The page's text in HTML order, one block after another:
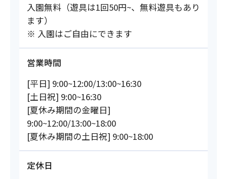
入園無料（遊具は1回50円~、無料遊具もあり
ます）
※ 入園はご自由にできます
営業時間
[平日] 9:00~12:00/13:00~16:30
[土日祝] 9:00~16:30
[夏休み期間の金曜日]
9:00~12:00/13:00~18:00
[夏休み期間の土日祝] 9:00~18:00
定休日